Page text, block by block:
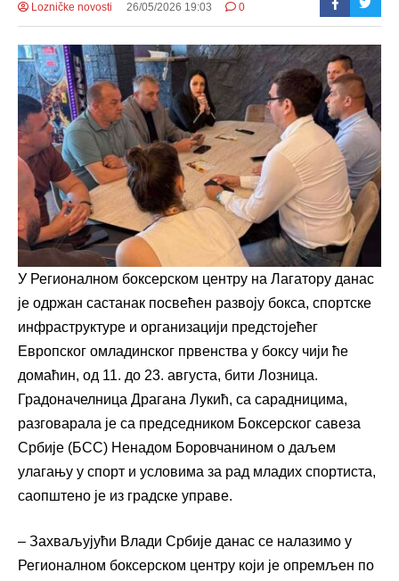
Lozničke novosti 26/05/2026 19:03 0
У Регионалном боксерском центру на Лагатору данас
је одржан састанак посвећен развоју бокса, спортске
инфраструктуре и организацији предстојећег
Европског омладинског првенства у боксу чији ће
домаћин, од 11. до 23. августа, бити Лозница.
Градоначелница Драгана Лукић, са сарадницима,
разговарала је са председником Боксерског савеза
Србије (БСС) Ненадом Боровчанином о даљем
улагању у спорт и условима за рад младих спортиста,
саопштено је из градске управе.
– Захваљујући Влади Србије данас се налазимо у
Регионалном боксерском центру који је опремљен по